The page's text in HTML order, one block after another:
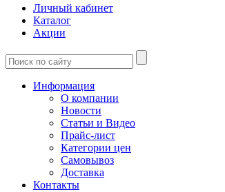
Личный кабинет
Каталог
Акции
Информация
О компании
Новости
Статьи и Видео
Прайс-лист
Категории цен
Самовывоз
Доставка
Контакты